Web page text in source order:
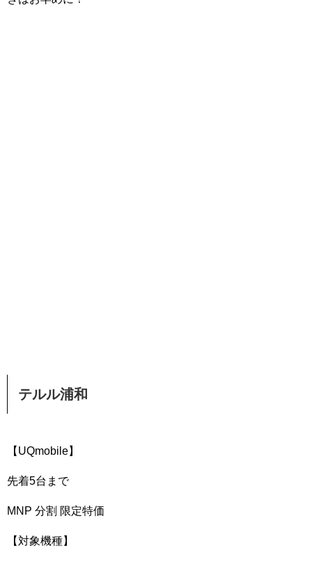
テルル浦和
【UQmobile】
先着5台まで
MNP 分割 限定特価
【対象機種】